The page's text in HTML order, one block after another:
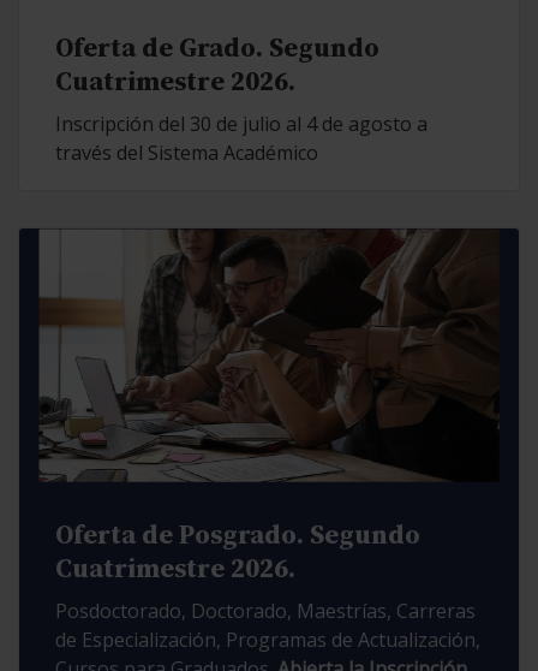
Oferta de Grado. Segundo
Cuatrimestre 2026.
Inscripción del 30 de julio al 4 de agosto a
través del Sistema Académico
Oferta de Posgrado. Segundo
Cuatrimestre 2026.
Posdoctorado, Doctorado, Maestrías, Carreras
de Especialización, Programas de Actualización,